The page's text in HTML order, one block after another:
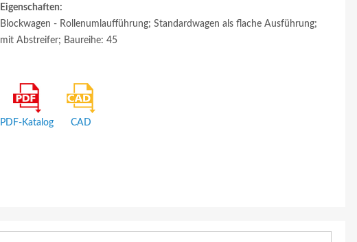
Eigenschaften:
Blockwagen - Rollenumlaufführung; Standardwagen als flache Ausführung;
mit Abstreifer; Baureihe: 45
PDF-Katalog CAD